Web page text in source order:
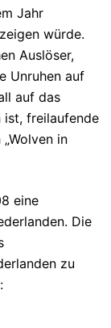
Jahr
würde.
Auslöser,
Unruhen auf
auf das
ist, freilaufende
in
eine
Die
zu